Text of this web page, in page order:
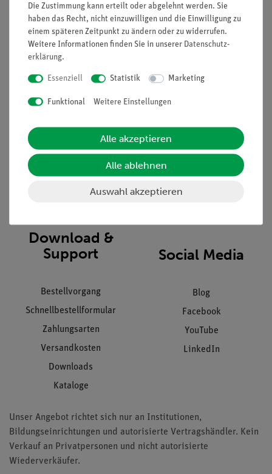
Informationen
Unternehmen
Projekte und Lösungen
Kontakt
Hinweisgeberschutz
Impressum
Service
Beratung & Showroom
Einräumservice
Inbetriebnahme & Schulungen
Download &
Support
Bestellvorgang
Schnellbestellformular
Zahlungsarten
Versandkosten
Downloads
Kataloge
Social Media
Blog
Facebook
YouTube
LinkedIn
Unser Angebot richtet sich nur an Institutionen,
Bildungseinrichtungen und autorisierte Vertragshändler. Kein
Verkauf an Privatpersonen und nicht autorisierte
Wiederverkäufer.
Die Zustimmung kann erteilt oder abgelehnt werden. Sie
haben das Recht, nicht einzuwilligen und die Einwilligung zu
einem späteren Zeitpunkt zu ändern oder zu widerrufen.
Weitere Informationen finden Sie in unserer Daten­schutz­
erklärung.
Essenziell Statistik Marketing
Funktional Weitere Einstellungen
Alle akzeptieren
Alle ablehnen
Auswahl akzeptieren